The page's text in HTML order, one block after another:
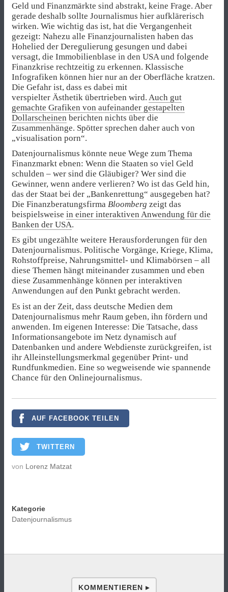
Geld und Finanzmärkte sind abstrakt, keine Frage. Aber
gerade deshalb sollte Journalismus hier aufklärerisch
wirken. Wie wichtig das ist, hat die Vergangenheit
gezeigt: Nahezu alle Finanzjournalisten haben das
Hohelied der Deregulierung gesungen und dabei
versagt, die Immobilienblase in den USA und folgende
Finanzkrise rechtzeitig zu erkennen. Klassische
Infografiken können hier nur an der Oberfläche kratzen.
Die Gefahr ist, dass es dabei mit
verspielter Ästhetik übertrieben wird. Auch gut
gemachte Grafiken von aufeinander gestapelten
Dollarscheinen berichten nichts über die
Zusammenhänge. Spötter sprechen daher auch von
„visualisation porn“.
Datenjournalismus könnte neue Wege zum Thema
Finanzmarkt ebnen: Wenn die Staaten so viel Geld
schulden – wer sind die Gläubiger? Wer sind die
Gewinner, wenn andere verlieren? Wo ist das Geld hin,
das der Staat bei der „Bankenrettung“ ausgegeben hat?
Die Finanzberatungsfirma Bloomberg zeigt das
beispielsweise in einer interaktiven Anwendung für die
Banken der USA.
Es gibt ungezählte weitere Herausforderungen für den
Datenjournalismus. Politische Vorgänge, Kriege, Klima,
Rohstoffpreise, Nahrungsmittel- und Klimabörsen – all
diese Themen hängt miteinander zusammen und eben
diese Zusammenhänge können per interaktiven
Anwendungen auf den Punkt gebracht werden.
Es ist an der Zeit, dass deutsche Medien dem
Datenjournalismus mehr Raum geben, ihn fördern und
anwenden. Im eigenen Interesse: Die Tatsache, dass
Informationsangebote im Netz dynamisch auf
Datenbanken und andere Webdienste zurückgreifen, ist
ihr Alleinstellungsmerkmal gegenüber Print- und
Rundfunkmedien. Eine so wegweisende wie spannende
Chance für den Onlinejournalismus.
AUF FACEBOOK TEILEN
TWITTERN
von Lorenz Matzat
Kategorie
Datenjournalismus
KOMMENTIEREN ▸